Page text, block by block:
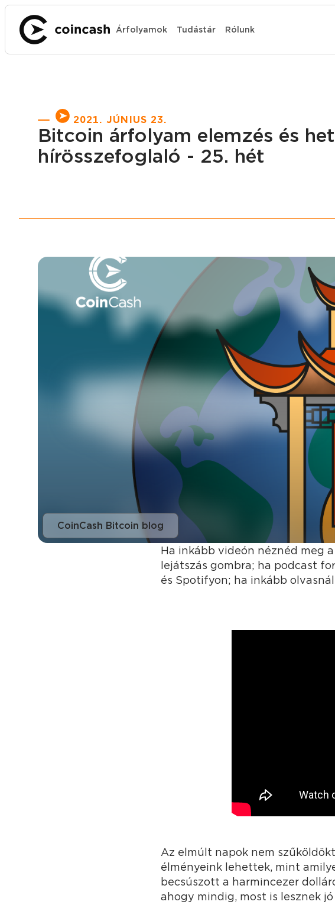
Árfolyamok Tudástár Rólunk
2021. JÚNIUS 23.
Bitcoin árfolyam elemzés és
hírösszefoglaló - 25. hét
CoinCash Bitcoin blog
Ha inkább videón néznéd meg
lejátszás gombra; ha podcast
és Spotifyon; ha inkább
Az elmúlt napok nem
élményeink lehettek, mint
becsúszott a harmincezer
ahogy mindig, most is lesznek